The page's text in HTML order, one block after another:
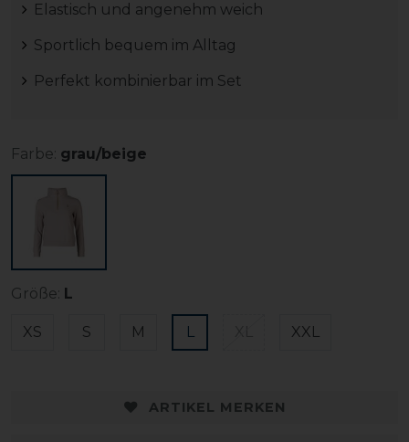
Elastisch und angenehm weich
Sportlich bequem im Alltag
Perfekt kombinierbar im Set
Farbe: grau/beige
Größe: L
XS S M L XXL
ARTIKEL MERKEN